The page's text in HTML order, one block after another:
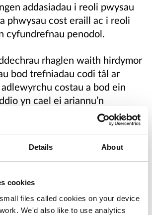
Details About
cookies
files called cookies on your device
We'd also like to use analytics
addasiadau i reoli pwysau
phwysau cost eraill ac i reoli
cyfundrefnau penodol.
rhaglen waith hirdymor
bod trefniadau codi tâl ar
costau a bod ein
yn cael ei ariannu’n
wnaethon ni weithredu’r
diweddar o godi tâl am
i adolygu taliadau parhau ar